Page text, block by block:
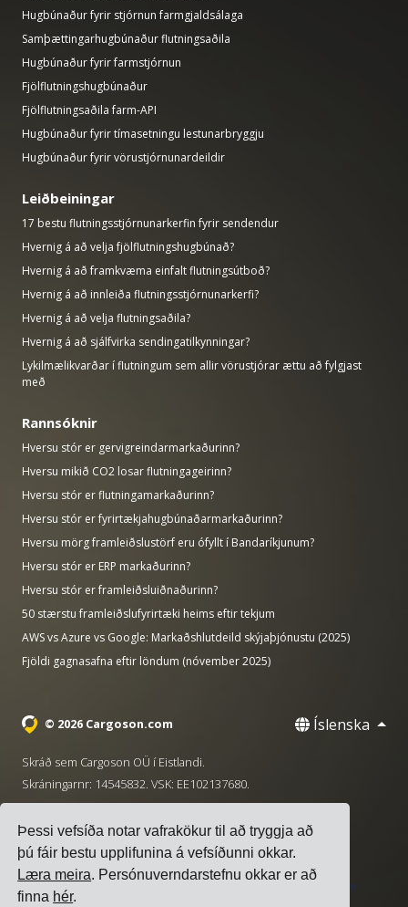
Þessi vefsíða notar vafrakökur til að tryggja að
þú fáir bestu upplifunina á vefsíðunni okkar.
Læra meira. Persónuverndarstefnu okkar er að
finna hér.
Hugbúnaður fyrir stjórnun farmgjaldsálaga
Samþættingarhugbúnaður flutningsaðila
Hugbúnaður fyrir farmstjórnun
Fjölflutningshugbúnaður
Fjölflutningsaðila farm-API
Hugbúnaður fyrir tímasetningu lestunarbryggju
Hugbúnaður fyrir vörustjórnunardeildir
Leiðbeiningar
17 bestu flutningsstjórnunarkerfin fyrir sendendur
Hvernig á að velja fjölflutningshugbúnað?
Hvernig á að framkvæma einfalt flutningsútboð?
Hvernig á að innleiða flutningsstjórnunarkerfi?
Hvernig á að velja flutningsaðila?
Hvernig á að sjálfvirka sendingatilkynningar?
Lykilmælikvarðar í flutningum sem allir vörustjórar ættu að fylgjast
með
Rannsóknir
Hversu stór er gervigreindarmarkaðurinn?
Hversu mikið CO2 losar flutningageirinn?
Hversu stór er flutningamarkaðurinn?
Hversu stór er fyrirtækjahugbúnaðarmarkaðurinn?
Hversu mörg framleiðslustörf eru ófyllt í Bandaríkjunum?
Hversu stór er ERP markaðurinn?
Hversu stór er framleiðsluiðnaðurinn?
50 stærstu framleiðslufyrirtæki heims eftir tekjum
AWS vs Azure vs Google: Markaðshlutdeild skýjaþjónustu (2025)
Fjöldi gagnasafna eftir löndum (nóvember 2025)
© 2026 Cargoson.com Íslenska
Skráð sem Cargoson OÜ í Eistlandi.
Skráningarnr: 14545832. VSK: EE102137680.
+372 5555 0028
· hello@cargoson.com
Þjónustuskilmálar
Stefna um